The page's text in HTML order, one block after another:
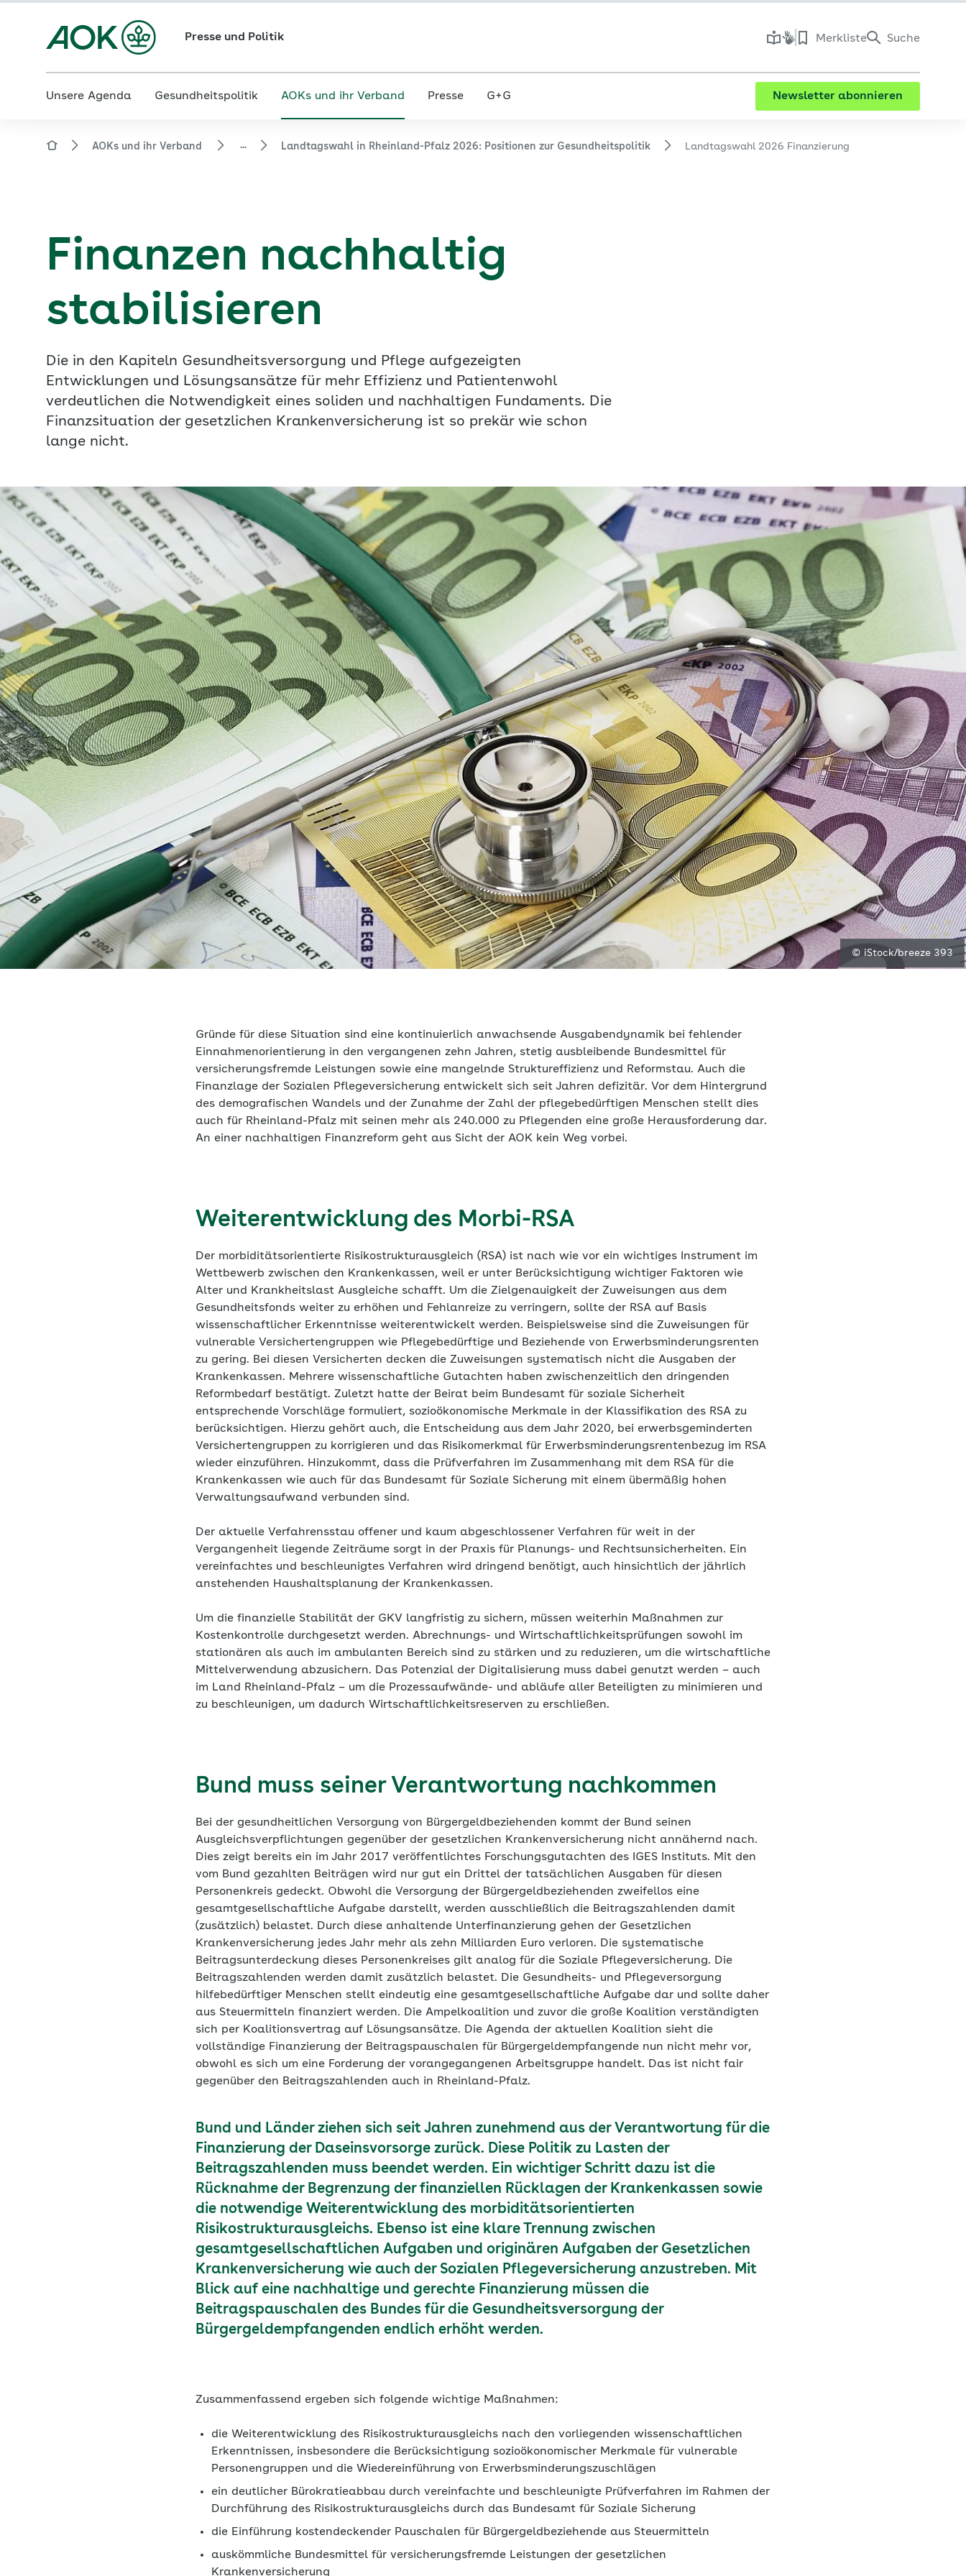
Presse und Politik Merkliste Suche
Unsere Agenda Gesundheitspolitik AOKs und ihr Verband Presse G+G Newsletter abonnieren
AOKs und ihr Verband ... Landtagswahl in Rheinland-Pfalz 2026: Positionen zur Gesundheitspolitik Landtagswahl 2026 Finanzierung
Finanzen nachhaltig
stabilisieren
Die in den Kapiteln Gesundheitsversorgung und Pflege aufgezeigten
Entwicklungen und Lösungsansätze für mehr Effizienz und Patientenwohl
verdeutlichen die Notwendigkeit eines soliden und nachhaltigen Fundaments. Die
Finanzsituation der gesetzlichen Krankenversicherung ist so prekär wie schon
lange nicht.
© iStock/breeze 393
Gründe für diese Situation sind eine kontinuierlich anwachsende Ausgabendynamik bei fehlender
Einnahmenorientierung in den vergangenen zehn Jahren, stetig ausbleibende Bundesmittel für
versicherungsfremde Leistungen sowie eine mangelnde Struktureffizienz und Reformstau. Auch die
Finanzlage der Sozialen Pflegeversicherung entwickelt sich seit Jahren defizitär. Vor dem Hintergrund
des demografischen Wandels und der Zunahme der Zahl der pflegebedürftigen Menschen stellt dies
auch für Rheinland-Pfalz mit seinen mehr als 240.000 zu Pflegenden eine große Herausforderung dar.
An einer nachhaltigen Finanzreform geht aus Sicht der AOK kein Weg vorbei.
Weiterentwicklung des Morbi-RSA
Der morbiditätsorientierte Risikostrukturausgleich (RSA) ist nach wie vor ein wichtiges Instrument im
Wettbewerb zwischen den Krankenkassen, weil er unter Berücksichtigung wichtiger Faktoren wie
Alter und Krankheitslast Ausgleiche schafft. Um die Zielgenauigkeit der Zuweisungen aus dem
Gesundheitsfonds weiter zu erhöhen und Fehlanreize zu verringern, sollte der RSA auf Basis
wissenschaftlicher Erkenntnisse weiterentwickelt werden. Beispielsweise sind die Zuweisungen für
vulnerable Versichertengruppen wie Pflegebedürftige und Beziehende von Erwerbsminderungsrenten
zu gering. Bei diesen Versicherten decken die Zuweisungen systematisch nicht die Ausgaben der
Krankenkassen. Mehrere wissenschaftliche Gutachten haben zwischenzeitlich den dringenden
Reformbedarf bestätigt. Zuletzt hatte der Beirat beim Bundesamt für soziale Sicherheit
entsprechende Vorschläge formuliert, sozioökonomische Merkmale in der Klassifikation des RSA zu
berücksichtigen. Hierzu gehört auch, die Entscheidung aus dem Jahr 2020, bei erwerbsgeminderten
Versichertengruppen zu korrigieren und das Risikomerkmal für Erwerbsminderungsrentenbezug im RSA
wieder einzuführen. Hinzukommt, dass die Prüfverfahren im Zusammenhang mit dem RSA für die
Krankenkassen wie auch für das Bundesamt für Soziale Sicherung mit einem übermäßig hohen
Verwaltungsaufwand verbunden sind.
Der aktuelle Verfahrensstau offener und kaum abgeschlossener Verfahren für weit in der
Vergangenheit liegende Zeiträume sorgt in der Praxis für Planungs- und Rechtsunsicherheiten. Ein
vereinfachtes und beschleunigtes Verfahren wird dringend benötigt, auch hinsichtlich der jährlich
anstehenden Haushaltsplanung der Krankenkassen.
Um die finanzielle Stabilität der GKV langfristig zu sichern, müssen weiterhin Maßnahmen zur
Kostenkontrolle durchgesetzt werden. Abrechnungs- und Wirtschaftlichkeitsprüfungen sowohl im
stationären als auch im ambulanten Bereich sind zu stärken und zu reduzieren, um die wirtschaftliche
Mittelverwendung abzusichern. Das Potenzial der Digitalisierung muss dabei genutzt werden – auch
im Land Rheinland-Pfalz – um die Prozessaufwände- und abläufe aller Beteiligten zu minimieren und
zu beschleunigen, um dadurch Wirtschaftlichkeitsreserven zu erschließen.
Bund muss seiner Verantwortung nachkommen
Bei der gesundheitlichen Versorgung von Bürgergeldbeziehenden kommt der Bund seinen
Ausgleichsverpflichtungen gegenüber der gesetzlichen Krankenversicherung nicht annähernd nach.
Dies zeigt bereits ein im Jahr 2017 veröffentlichtes Forschungsgutachten des IGES Instituts. Mit den
vom Bund gezahlten Beiträgen wird nur gut ein Drittel der tatsächlichen Ausgaben für diesen
Personenkreis gedeckt. Obwohl die Versorgung der Bürgergeldbeziehenden zweifellos eine
gesamtgesellschaftliche Aufgabe darstellt, werden ausschließlich die Beitragszahlenden damit
(zusätzlich) belastet. Durch diese anhaltende Unterfinanzierung gehen der Gesetzlichen
Krankenversicherung jedes Jahr mehr als zehn Milliarden Euro verloren. Die systematische
Beitragsunterdeckung dieses Personenkreises gilt analog für die Soziale Pflegeversicherung. Die
Beitragszahlenden werden damit zusätzlich belastet. Die Gesundheits- und Pflegeversorgung
hilfebedürftiger Menschen stellt eindeutig eine gesamtgesellschaftliche Aufgabe dar und sollte daher
aus Steuermitteln finanziert werden. Die Ampelkoalition und zuvor die große Koalition verständigten
sich per Koalitionsvertrag auf Lösungsansätze. Die Agenda der aktuellen Koalition sieht die
vollständige Finanzierung der Beitragspauschalen für Bürgergeldempfangende nun nicht mehr vor,
obwohl es sich um eine Forderung der vorangegangenen Arbeitsgruppe handelt. Das ist nicht fair
gegenüber den Beitragszahlenden auch in Rheinland-Pfalz.
Bund und Länder ziehen sich seit Jahren zunehmend aus der Verantwortung für die
Finanzierung der Daseinsvorsorge zurück. Diese Politik zu Lasten der
Beitragszahlenden muss beendet werden. Ein wichtiger Schritt dazu ist die
Rücknahme der Begrenzung der finanziellen Rücklagen der Krankenkassen sowie
die notwendige Weiterentwicklung des morbiditätsorientierten
Risikostrukturausgleichs. Ebenso ist eine klare Trennung zwischen
gesamtgesellschaftlichen Aufgaben und originären Aufgaben der Gesetzlichen
Krankenversicherung wie auch der Sozialen Pflegeversicherung anzustreben. Mit
Blick auf eine nachhaltige und gerechte Finanzierung müssen die
Beitragspauschalen des Bundes für die Gesundheitsversorgung der
Bürgergeldempfangenden endlich erhöht werden.
Zusammenfassend ergeben sich folgende wichtige Maßnahmen:
die Weiterentwicklung des Risikostrukturausgleichs nach den vorliegenden wissenschaftlichen
Erkenntnissen, insbesondere die Berücksichtigung sozioökonomischer Merkmale für vulnerable
Personengruppen und die Wiedereinführung von Erwerbsminderungszuschlägen
ein deutlicher Bürokratieabbau durch vereinfachte und beschleunigte Prüfverfahren im Rahmen der
Durchführung des Risikostrukturausgleichs durch das Bundesamt für Soziale Sicherung
die Einführung kostendeckender Pauschalen für Bürgergeldbeziehende aus Steuermitteln
auskömmliche Bundesmittel für versicherungsfremde Leistungen der gesetzlichen
Krankenversicherung